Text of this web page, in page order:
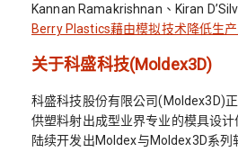
Kannan Ramakrishnan、Kiran
Berry Plastics藉由模拟技术降低生
关于科盛科技(Moldex3D)
科盛科技股份有限公司(Moldex3D)
供塑料射出成型业界专业的模具设计
陆续开发出Moldex与Moldex3D系列